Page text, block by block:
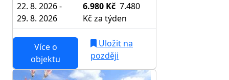
22. 8. 2026 -
29. 8. 2026
6.980 Kč 7.480
Kč za týden
Více o
objektu
Uložit na
později